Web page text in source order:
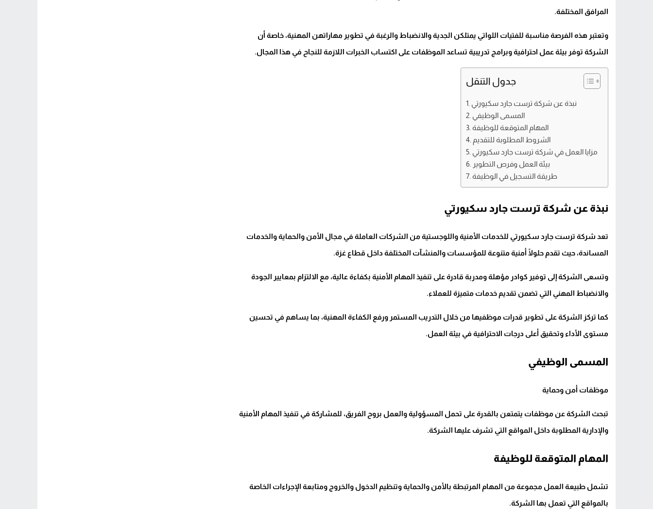
المرافق المختلفة.
وتعتبر هذه الفرصة مناسبة للفتيات اللواتي يمتلكن الجدية والانضباط والرغبة في تطوير مهاراتهن المهنية، خاصة أن
الشركة توفر بيئة عمل احترافية وبرامج تدريبية تساعد الموظفات على اكتساب الخبرات اللازمة للنجاح في هذا المجال.
جدول التنقل
نبذة عن شركة ترست جارد سكيورتي
المسمى الوظيفي
المهام المتوقعة للوظيفة
الشروط المطلوبة للتقديم
مزايا العمل في شركة ترست جارد سكيورتي
بيئة العمل وفرص التطوير
طريقة التسجيل في الوظيفة
نبذة عن شركة ترست جارد سكيورتي
تعد شركة ترست جارد سكيورتي للخدمات الأمنية واللوجستية من الشركات العاملة في مجال الأمن والحماية والخدمات
المساندة، حيث تقدم حلولًا أمنية متنوعة للمؤسسات والمنشآت المختلفة داخل قطاع غزة.
وتسعى الشركة إلى توفير كوادر مؤهلة ومدربة قادرة على تنفيذ المهام الأمنية بكفاءة عالية، مع الالتزام بمعايير الجودة
والانضباط المهني التي تضمن تقديم خدمات متميزة للعملاء.
كما تركز الشركة على تطوير قدرات موظفيها من خلال التدريب المستمر ورفع الكفاءة المهنية، بما يساهم في تحسين
مستوى الأداء وتحقيق أعلى درجات الاحترافية في بيئة العمل.
المسمى الوظيفي
موظفات أمن وحماية
تبحث الشركة عن موظفات يتمتعن بالقدرة على تحمل المسؤولية والعمل بروح الفريق، للمشاركة في تنفيذ المهام الأمنية
والإدارية المطلوبة داخل المواقع التي تشرف عليها الشركة.
المهام المتوقعة للوظيفة
تشمل طبيعة العمل مجموعة من المهام المرتبطة بالأمن والحماية وتنظيم الدخول والخروج ومتابعة الإجراءات الخاصة
بالمواقع التي تعمل بها الشركة.